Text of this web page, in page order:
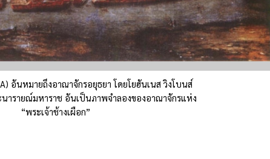
อันหมายถึงอาณาจักรอยุธยา โดยโยฮันเนส วิงโบนส์
ารายณ์มหาราช อันเป็นภาพจำลองของอาณาจักรแห่ง
“พระเจ้าช้างเผือก”